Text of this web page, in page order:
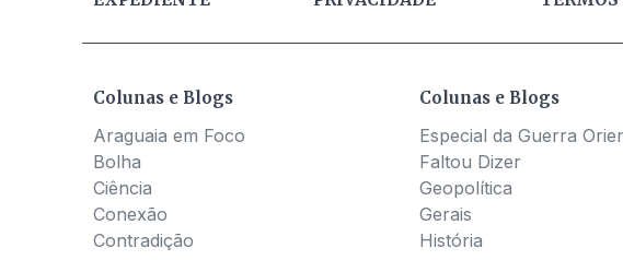
Colunas e Blogs
Araguaia em Foco
Bolha
Ciência
Conexão
Contradição
Colunas e Blogs
Especial da Guerra
Faltou Dizer
Geopolítica
Gerais
História